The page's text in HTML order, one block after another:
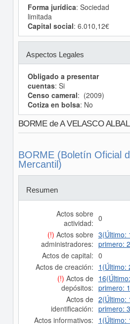
Forma jurídica: Sociedad
limitada
Capital social: 6.010,12€
Aspectos Legales
Obligado a presentar
cuentas: Si
Censo cameral: (2009)
Cotiza en bolsa: No
BORME de A VELASCO
BORME (Boletín Oficial
Mercantil)
Resumen
Actos sobre
actividad: 0
(!) Actos sobre
administradores:
3(Último:
primero:
Actos de capital: 0
Actos de creación: 1(Último:
(!) Actos de
depósitos: primero:
Actos de
identificación:
2(Último:
primero:
Actos informativos: 1(Último: